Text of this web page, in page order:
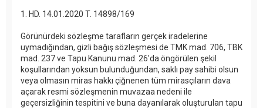
1. HD. 14.01.2020 T. 14898/169
Görünürdeki sözleşme tarafların gerçek iradelerine
uymadığından, gizli bağış sözleşmesi de TMK mad. 706, TBK
mad. 237 ve Tapu Kanunu mad. 26'da öngörülen şekil
koşullarından yoksun bulunduğundan, saklı pay sahibi olsun
veya olmasın miras hakkı çiğnenen tüm mirasçıların dava
açarak resmi sözleşmenin muvazaa nedeni ile
geçersizliğinin tespitini ve buna dayanılarak oluşturulan tapu